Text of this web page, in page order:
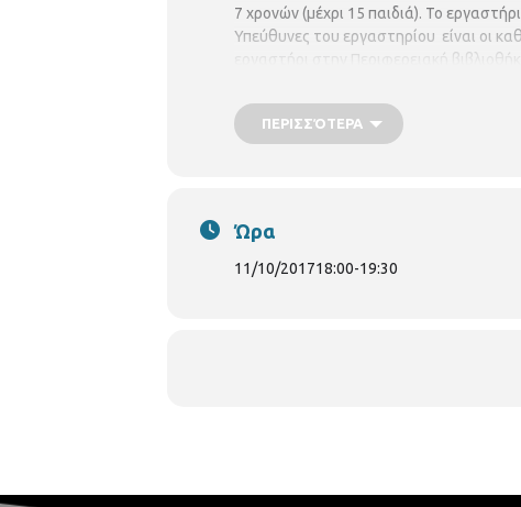
7 χρονών (μέχρι 15 παιδιά). Το
Υπεύθυνες του εργαστηρίου είναι οι
εργαστήρι στην Περιφερειακή
βιβλιοθήκη . Θα τηρηθεί αυστηρά
Δευτέρα - Παρασκευή : 8:00 π.μ. - 8:30 μ.μ.
ΠΕΡΙΣΣΌΤΕΡΑ
Ώρα
11/10/201718:00-19:30